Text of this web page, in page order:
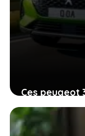
Ces peugeot
allient
6 février 2026